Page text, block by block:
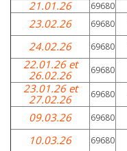
21.01.26 69680
23.02.26 69680
24.02.26 69680
22.01.26 et
26.02.26
69680
23.01.26 et
27.02.26
69680
09.03.26 69680
10.03.26 69680